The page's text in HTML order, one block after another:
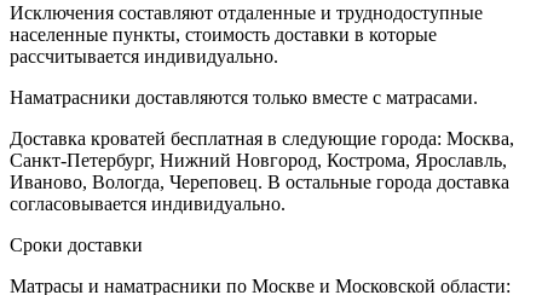
Исключения составляют отдаленные и труднодоступные
населенные пункты, стоимость доставки в которые
рассчитывается индивидуально.
Наматрасники доставляются только вместе с матрасами.
Доставка кроватей бесплатная в следующие города: Москва,
Санкт-Петербург, Нижний Новгород, Кострома, Ярославль,
Иваново, Вологда, Череповец. В остальные города доставка
согласовывается индивидуально.
Сроки доставки
Матрасы и наматрасники по Москве и Московской области: